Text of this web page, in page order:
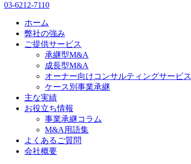
03-6212-7110
ホーム
弊社の強み
ご提供サービス
承継型M&A
成長型M&A
オーナー向けコンサルティングサービス
ケース別事業承継
主な実績
お役立ち情報
事業承継コラム
M&A用語集
よくあるご質問
会社概要